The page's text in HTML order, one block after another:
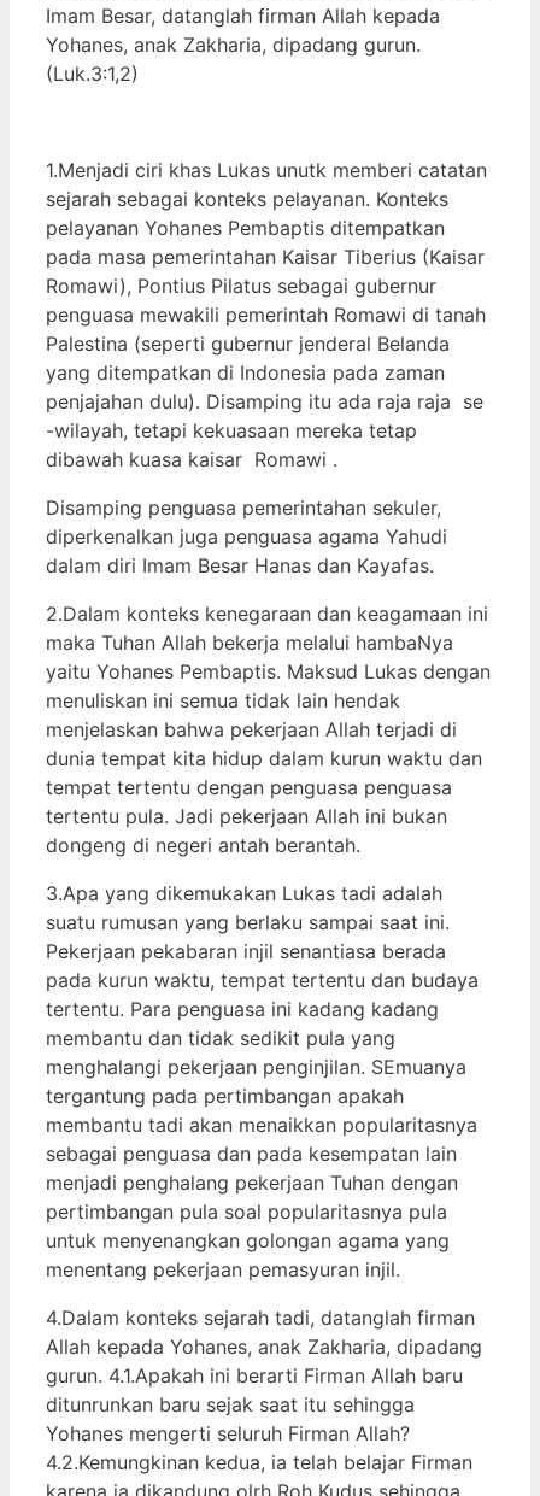
Imam Besar, datanglah firman Allah kepada
Yohanes, anak Zakharia, dipadang gurun.
(Luk.3:1,2)
1.Menjadi ciri khas Lukas unutk memberi catatan
sejarah sebagai konteks pelayanan. Konteks
pelayanan Yohanes Pembaptis ditempatkan
pada masa pemerintahan Kaisar Tiberius (Kaisar
Romawi), Pontius Pilatus sebagai gubernur
penguasa mewakili pemerintah Romawi di tanah
Palestina (seperti gubernur jenderal Belanda
yang ditempatkan di Indonesia pada zaman
penjajahan dulu). Disamping itu ada raja raja se
-wilayah, tetapi kekuasaan mereka tetap
dibawah kuasa kaisar Romawi .
Disamping penguasa pemerintahan sekuler,
diperkenalkan juga penguasa agama Yahudi
dalam diri Imam Besar Hanas dan Kayafas.
2.Dalam konteks kenegaraan dan keagamaan ini
maka Tuhan Allah bekerja melalui hambaNya
yaitu Yohanes Pembaptis. Maksud Lukas dengan
menuliskan ini semua tidak lain hendak
menjelaskan bahwa pekerjaan Allah terjadi di
dunia tempat kita hidup dalam kurun waktu dan
tempat tertentu dengan penguasa penguasa
tertentu pula. Jadi pekerjaan Allah ini bukan
dongeng di negeri antah berantah.
3.Apa yang dikemukakan Lukas tadi adalah
suatu rumusan yang berlaku sampai saat ini.
Pekerjaan pekabaran injil senantiasa berada
pada kurun waktu, tempat tertentu dan budaya
tertentu. Para penguasa ini kadang kadang
membantu dan tidak sedikit pula yang
menghalangi pekerjaan penginjilan. SEmuanya
tergantung pada pertimbangan apakah
membantu tadi akan menaikkan popularitasnya
sebagai penguasa dan pada kesempatan lain
menjadi penghalang pekerjaan Tuhan dengan
pertimbangan pula soal popularitasnya pula
untuk menyenangkan golongan agama yang
menentang pekerjaan pemasyuran injil.
4.Dalam konteks sejarah tadi, datanglah firman
Allah kepada Yohanes, anak Zakharia, dipadang
gurun. 4.1.Apakah ini berarti Firman Allah baru
ditunrunkan baru sejak saat itu sehingga
Yohanes mengerti seluruh Firman Allah?
4.2.Kemungkinan kedua, ia telah belajar Firman
karena ia dikandung olrh Roh Kudus sehingga